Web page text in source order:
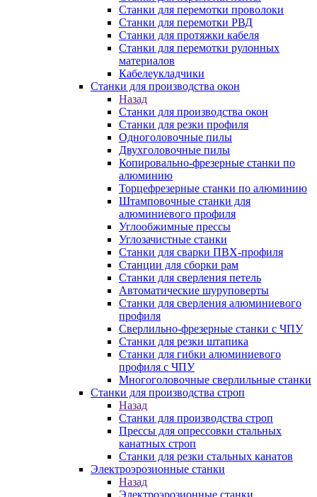
Станки для перемотки проволоки
Станки для перемотки РВД
Станки для протяжки кабеля
Станки для перемотки рулонных
материалов
Кабелеукладчики
Станки для производства окон
Назад
Станки для производства окон
Станки для резки профиля
Одноголовочные пилы
Двухголовочные пилы
Копировально-фрезерные станки по
алюминию
Торцефрезерные станки по алюминию
Штамповочные станки для
алюминиевого профиля
Углообжимные прессы
Углозачистные станки
Станки для сварки ПВХ-профиля
Станции для сборки рам
Станки для сверления петель
Автоматические шуруповерты
Станки для сверления алюминиевого
профиля
Сверлильно-фрезерные станки с ЧПУ
Станки для резки штапика
Станки для гибки алюминиевого
профиля с ЧПУ
Многоголовочные сверлильные станки
Станки для производства строп
Назад
Станки для производства строп
Прессы для опрессовки стальных
канатных строп
Станки для резки стальных канатов
Электроэрозионные станки
Назад
Электроэрозионные станки